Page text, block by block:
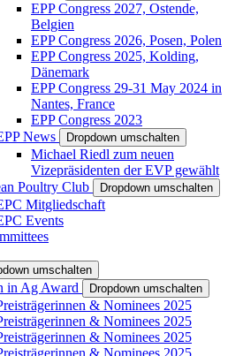
EPP Congress 2027, Ostende,
Belgien
EPP Congress 2026, Posen, Polen
EPP Congress 2025, Kolding,
Dänemark
EPP Congress 29-31 May 2024 in
Nantes, France
EPP Congress 2023
News
Dropdown umschalten
Michael Riedl zum neuen
Vizepräsidenten der EVP gewählt
Poultry Club
Dropdown umschalten
Mitgliedschaft
Events
umschalten
in Ag Award Dropdown umschalten
& Nominees 2025
& Nominees 2025
& Nominees 2025